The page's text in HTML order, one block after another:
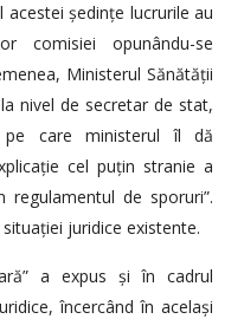
ședințe lucrurile au
comisiei opunându-se
Ministerul Sănătății
nivel de secretar de stat,
care ministerul îl dă
cel puțin stranie a
regulamentul de sporuri”.
juridice existente.
a expus și în cadrul
încercând în același